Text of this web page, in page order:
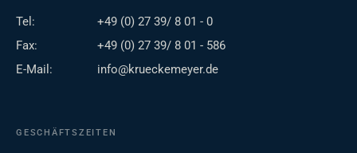
Tel:
+49 (0) 27 39/ 8 01 - 0
Fax:
+49 (0) 27 39/ 8 01 - 586
E-Mail:
info@krueckemeyer.de
GESCHÄFTSZEITEN